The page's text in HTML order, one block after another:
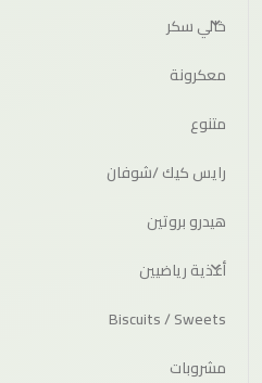
خالي سكر
معكرونة
متنوع
رايس كيك /شوفان
هيدرو بروتين
أغذية رياضيين
Biscuits / Sweets
مشروبات